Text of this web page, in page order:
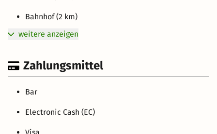
Bahnhof (2 km)
weitere anzeigen
Zahlungsmittel
Bar
Electronic Cash (EC)
Visa